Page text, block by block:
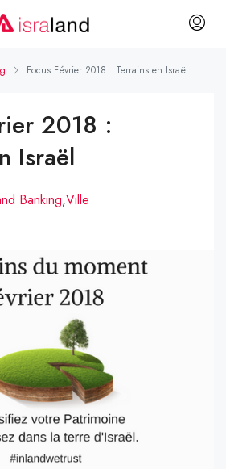
Focus Février 2018 : Terrains en Israël
2018 :
Israël
Banking,Ville